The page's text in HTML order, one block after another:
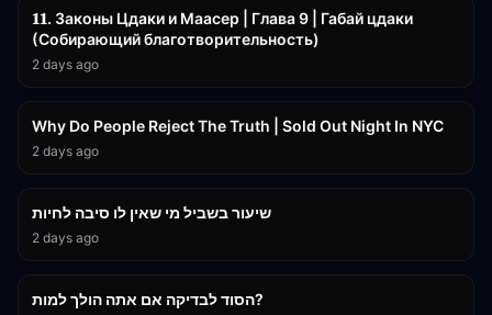
𝟏𝟏. Законы Цдаки и Маасер | Глава 9 | Габай цдаки
(Собирающий благотворительность)
2 days ago
Why Do People Reject The Truth | Sold Out Night In NYC
2 days ago
שיעור בשביל מי שאין לו סיבה לחיות
2 days ago
הסוד לבדיקה אם אתה הולך למות?